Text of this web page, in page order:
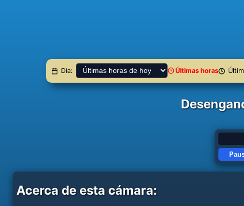
Día: Últimas horas
Acerca de esta cámara: